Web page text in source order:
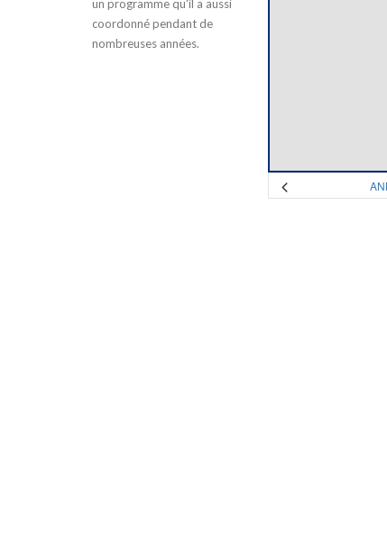
un programme qu'il a aussi
coordonné pendant de
nombreuses années.